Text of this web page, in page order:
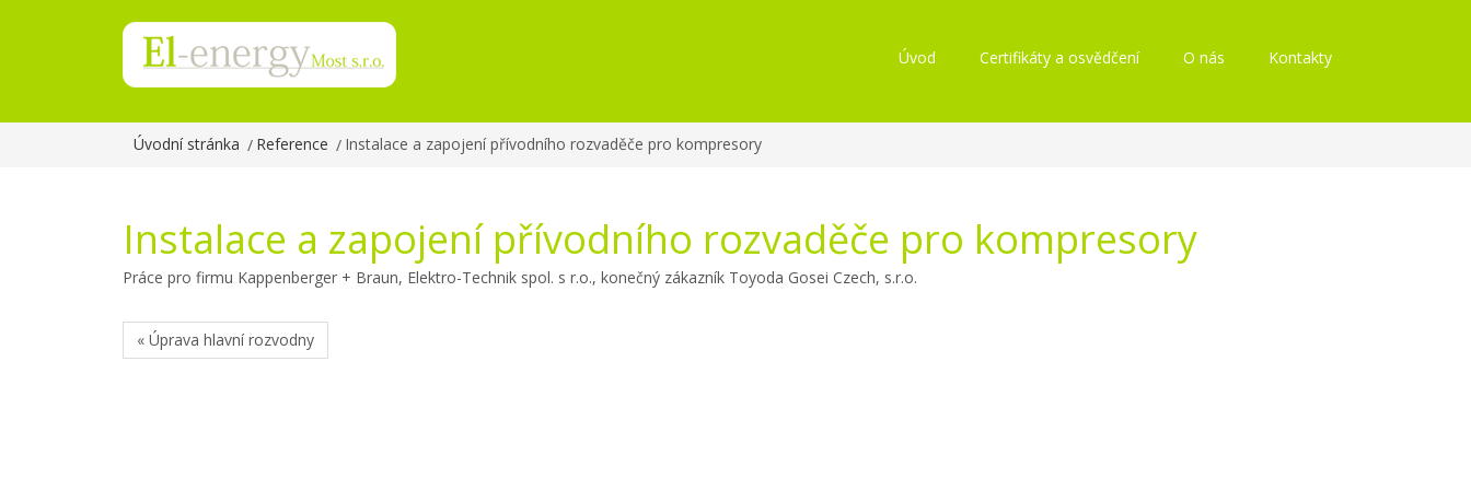
Úvod Certifikáty a osvědčení O nás Kontakty
Úvodní stránka Reference Instalace a zapojení přívodního rozvaděče pro kompresory
Instalace a zapojení přívodního rozvaděče pro kompresory
Práce pro firmu Kappenberger + Braun, Elektro-Technik spol. s r.o., konečný zákazník Toyoda Gosei Czech, s.r.o.
« Úprava hlavní rozvodny